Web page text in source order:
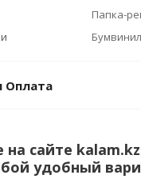
Папка-
Бумвинил
Оплата
на сайте
удобный